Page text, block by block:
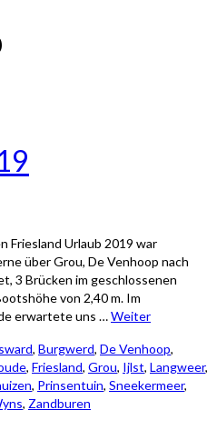
Friesland Urlaub 2019 war
über Grou, De Venhoop nach
3 Brücken im geschlossenen
von 2,40 m. Im
erwartete uns …Weiter
, Burgwerd, De Venhoop,
, Friesland, Grou, Ijlst, Langweer,
, Prinsentuin, Sneekermeer,
, Zandburen